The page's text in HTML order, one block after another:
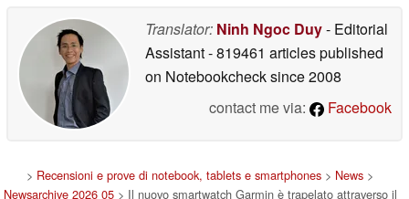
Translator: Ninh Ngoc Duy- Editorial
Assistant- 819461 articles published
on Notebookchecksince 2008
contact me via:
Facebook
> Recensioni e prove di notebook, tablets e smartphones > News >
Newsarchive 2026 05> Il nuovo smartwatch Garmin è trapelato attraverso il